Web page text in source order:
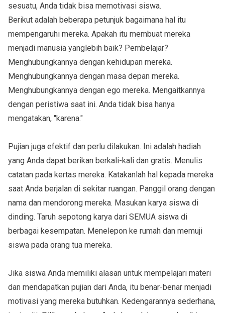
sesuatu, Anda tidak bisa memotivasi siswa.
Berikut adalah beberapa petunjuk bagaimana hal itu
mempengaruhi mereka. Apakah itu membuat mereka
menjadi manusia yanglebih baik? Pembelajar?
Menghubungkannya dengan kehidupan mereka.
Menghubungkannya dengan masa depan mereka.
Menghubungkannya dengan ego mereka. Mengaitkannya
dengan peristiwa saat ini. Anda tidak bisa hanya
mengatakan, "karena."
Pujian juga efektif dan perlu dilakukan. Ini adalah hadiah
yang Anda dapat berikan berkali-kali dan gratis. Menulis
catatan pada kertas mereka. Katakanlah hal kepada mereka
saat Anda berjalan di sekitar ruangan. Panggil orang dengan
nama dan mendorong mereka. Masukan karya siswa di
dinding. Taruh sepotong karya dari SEMUA siswa di
berbagai kesempatan. Menelepon ke rumah dan memuji
siswa pada orang tua mereka.
Jika siswa Anda memiliki alasan untuk mempelajari materi
dan mendapatkan pujian dari Anda, itu benar-benar menjadi
motivasi yang mereka butuhkan. Kedengarannya sederhana,